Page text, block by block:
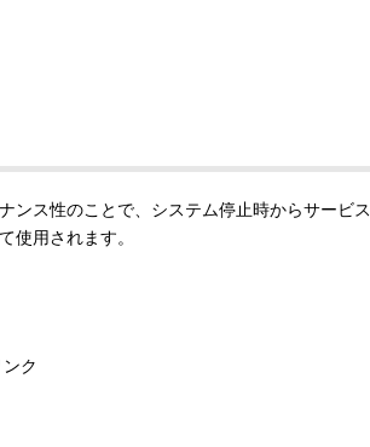
ンス性のことで、システム停止時からサービス
使用されます。
ク